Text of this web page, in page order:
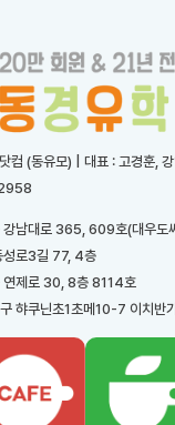
컴 (동유모) | 대표 : 고경훈, 강
강남대로 365, 609호(대우도
성로3길 77, 4층
연제로 30, 8층 8114호
햐쿠닌초1초메10-7 이치반